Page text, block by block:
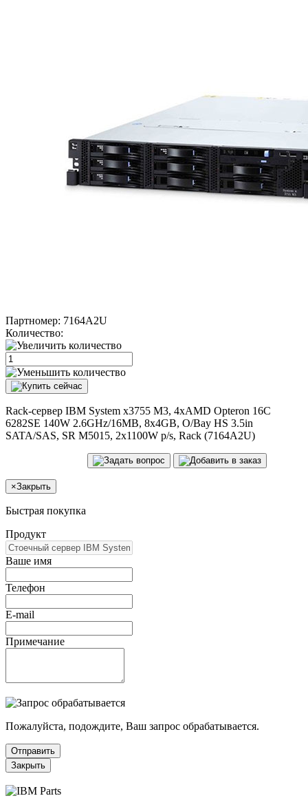
Партномер: 7164A2U
Количество:
Rack-сервер IBM System x3755 M3, 4xAMD Opteron 16C
6282SE 140W 2.6GHz/16MB, 8x4GB, O/Bay HS 3.5in
SATA/SAS, SR M5015, 2x1100W p/s, Rack (7164A2U)
×Закрыть
Быстрая покупка
Продукт
Ваше имя
Телефон
E-mail
Примечание
Пожалуйста, подождите, Ваш запрос обрабатывается.
Отправить
Закрыть